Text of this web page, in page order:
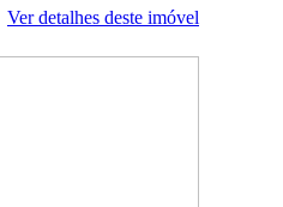
Ver detalhes deste imóvel